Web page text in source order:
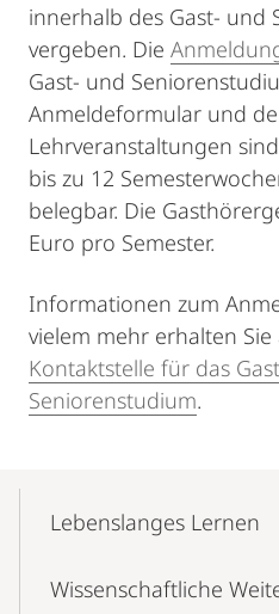
innerhalb des Gast- und
vergeben. Die
Gast- und
Anmeldeformular und
Lehrveranstaltungen
bis zu 12
belegbar. Die
Euro pro Semester.
Informationen zum
vielem mehr erhalten
Kontaktstelle für das
Seniorenstudium.
NavigationLebenslanges Lernen
Wissenschaftliche